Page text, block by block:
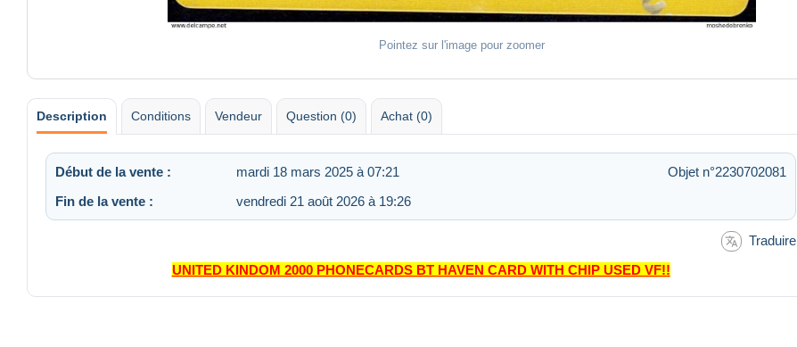
Pointez sur l'image pour zoomer
Description Conditions Vendeur Question (0) Achat (0)
Début de la vente : mardi 18 mars 2025 à 07:21
Objet n°2230702081
Fin de la vente :
vendredi 21 août 2026 à 19:26
Traduire
UNITED KINDOM 2000 PHONECARDS BT HAVEN CARD WITH CHIP USED VF!!